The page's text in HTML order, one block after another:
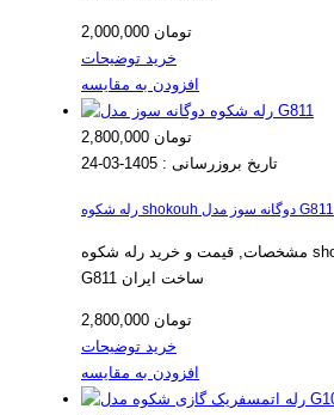
2,000,000 تومان
خرید توضیحات
افزودن به مقایسه
2,800,000 تومان
تاریخ بروزرسانی : 1405-03-24
رله شکوه shokouh دوگانه سوز مدل G811
مشخصات, قیمت و خرید رله شکوه shokouh دوگانه سوز مدل
G811 ساخت ایران
2,800,000 تومان
خرید توضیحات
افزودن به مقایسه